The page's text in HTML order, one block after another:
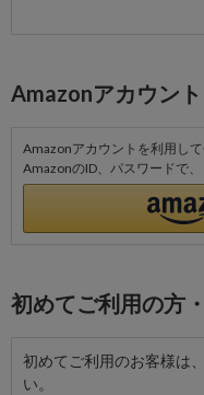
Amazonアカウン
Amazonアカウントを利用し
AmazonのID、パスワードで
初めてご利用の方
初めてご利用のお客様は
い。